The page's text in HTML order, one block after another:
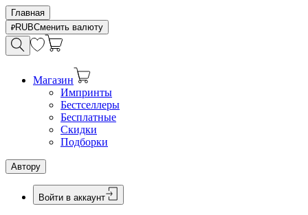
Главная
RUBСменить валюту
Магазин
Импринты
Бестселлеры
Бесплатные
Скидки
Подборки
Автору
Войти в аккаунт